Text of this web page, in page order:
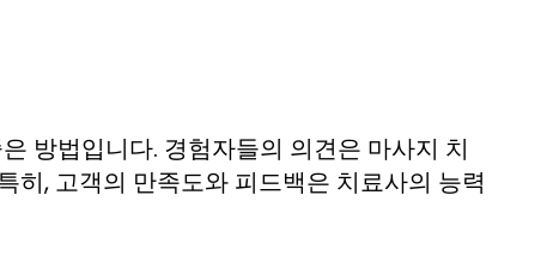
방법입니다. 경험자들의 의견은 마사지 치
히, 고객의 만족도와 피드백은 치료사의 능력